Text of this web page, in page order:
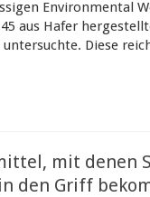
Environmental
aus Hafer
Diese
mit denen
den Griff